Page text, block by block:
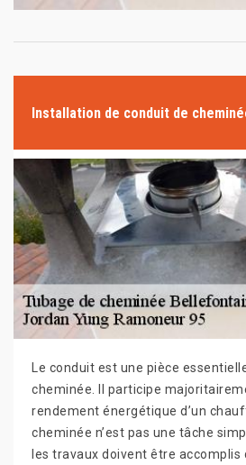
Installation de conduit de
Le conduit est une pièce
cheminée. Il participe
rendement énergétique d’un
cheminée n’est pas une tâche
les travaux doivent être accomplis